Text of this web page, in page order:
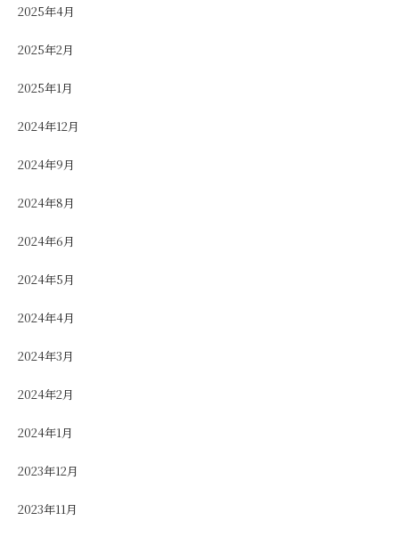
2025年4月
2025年2月
2025年1月
2024年12月
2024年9月
2024年8月
2024年6月
2024年5月
2024年4月
2024年3月
2024年2月
2024年1月
2023年12月
2023年11月